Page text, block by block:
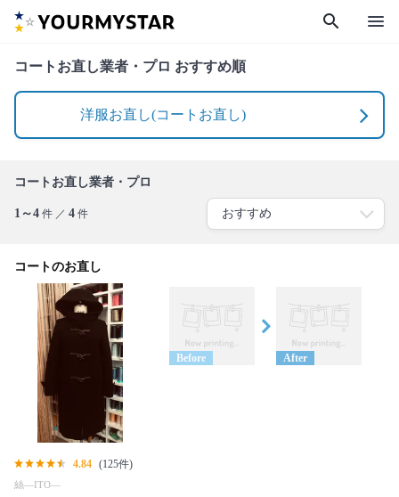
search menu
コートお直し業者・プロ おすすめ順
洋服お直し(コートお直し)
コートお直し業者・プロ
1～4 件 ／ 4 件
コートのお直し
Before After
4.84 (125件)
絲―ITO―